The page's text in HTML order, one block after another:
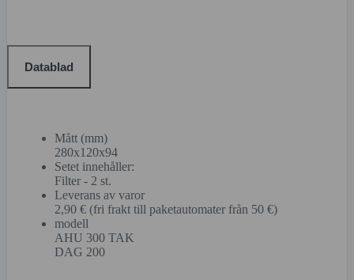
Datablad
Mått (mm)
280x120x94
Setet innehåller:
Filter - 2 st.
Leverans av varor
2,90 € (fri frakt till paketautomater från 50 €)
modell
AHU 300 TAK
DAG 200